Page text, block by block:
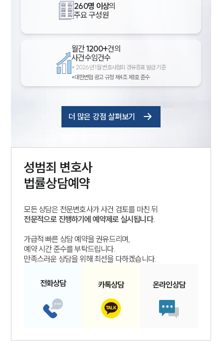
260명 이상의
주요 구성원
월간1200+건의
사건수임건수
* 2026년 1월 변호사협회 경유증표 발급 기준
*대한변협 광고 규정 제4조 제1호 준수
더 많은 강점 살펴보기
성범죄 변호사
법률상담예약
모든 상담은 전문변호사가 사건 검토를 마친 뒤
전문적으로 진행하기에 예약제로 실시됩니다.
가급적 빠른 상담 예약을 권유드리며,
예약 시간 준수를 부탁드립니다.
만족스러운 상담을 위해 최선을 다하겠습니다.
전화상담 카톡상담 온라인상담